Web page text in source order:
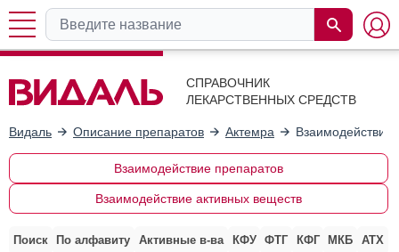
СПРАВОЧНИК
ЛЕКАРСТВЕННЫХ СРЕДСТВ
Видаль Описание препаратов Актемра Взаимодействие
Взаимодействие препаратов
Взаимодействие активных веществ
Поиск По алфавиту Активные в-ва КФУ ФТГ КФГ МКБ АТХ